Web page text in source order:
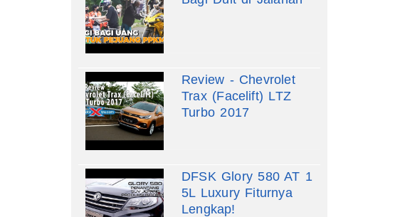
Review - Chevrolet
Trax (Facelift) LTZ
Turbo 2017
DFSK Glory 580 AT 1
5L Luxury Fiturnya
Lengkap!